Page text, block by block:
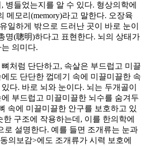
병들었는지를 알 수 있다. 형상의학에
메모리(memory)라고 말한다. 오장육
일하게 밖으로 드러난 곳이 바로 눈이
명(聰明)하다고 표현한다. 뇌의 상태가
의미다.
처럼 단단하고, 속살은 부드럽고 미끌
도 단단한 껍데기 속에 미끌미끌한 속
다. 바로 뇌와 눈이다. 뇌는 두개골이
부드럽고 미끌미끌한 뇌수를 숨겨두
속에 미끌미끌한 안구를 보호하고 있
구조에 작용하는데, 이를 한의학에
로 설명한다. 예를 들면 조개류는 눈과
의보감>에도 조개류가 시력 보호에